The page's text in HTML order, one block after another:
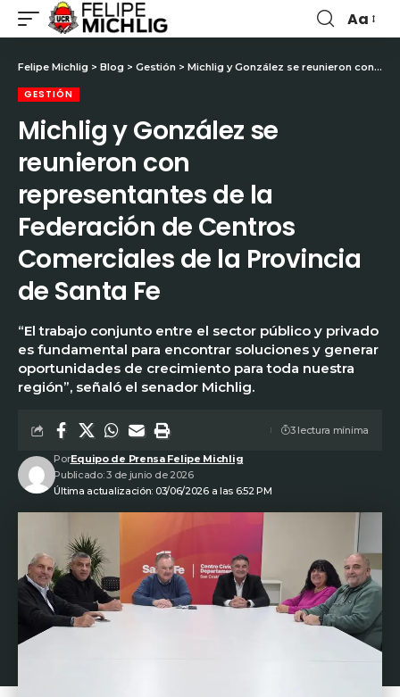
Aa
Felipe Michlig > Blog > Gestión > Michlig y González se reunieron con representantes de la Federación de Centros Comerciales de la Provincia de Santa Fe
GESTIÓN
Michlig y González se
reunieron con
representantes de la
Federación de Centros
Comerciales de la Provincia
de Santa Fe
“El trabajo conjunto entre el sector público y privado
es fundamental para encontrar soluciones y generar
oportunidades de crecimiento para toda nuestra
región”, señaló el senador Michlig.
Última actualización: 03/06/2026 a las 6:52 PM
PorEquipo de Prensa Felipe Michlig
Publicado: 3 de junio de 2026
3 lectura mínima